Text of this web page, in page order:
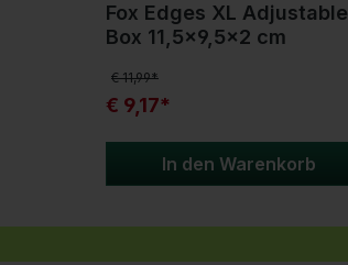
Fox Edges XL Adjustable
Box 11,5x9,5x2 cm
€ 11,99*
€ 9,17*
In den Warenkorb